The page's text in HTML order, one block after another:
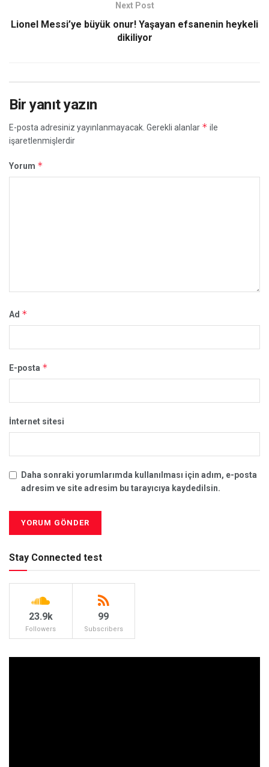
Next Post
Lionel Messi’ye büyük onur! Yaşayan efsanenin heykeli
dikiliyor
Bir yanıt yazın
E-posta adresiniz yayınlanmayacak. Gerekli alanlar * ile
işaretlenmişlerdir
Yorum *
Ad *
E-posta *
İnternet sitesi
Daha sonraki yorumlarımda kullanılması için adım, e-posta
adresim ve site adresim bu tarayıcıya kaydedilsin.
Stay Connected test
23.9k
Followers
99
Subscribers